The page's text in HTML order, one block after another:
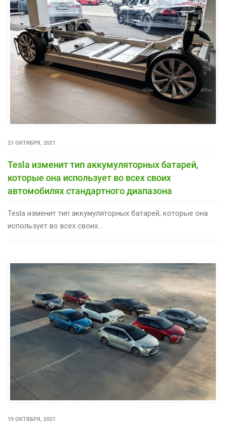
21 ОКТЯБРЯ, 2021
Tesla изменит тип аккумуляторных батарей,
которые она использует во всех своих
автомобилях стандартного диапазона
Tesla изменит тип аккумуляторных батарей, которые она
использует во всех своих...
19 ОКТЯБРЯ, 2021